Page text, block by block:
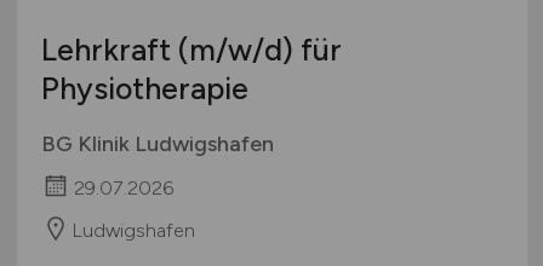
Lehrkraft (m/w/d) für
Physiotherapie
BG Klinik Ludwigshafen
29.07.2026
Ludwigshafen